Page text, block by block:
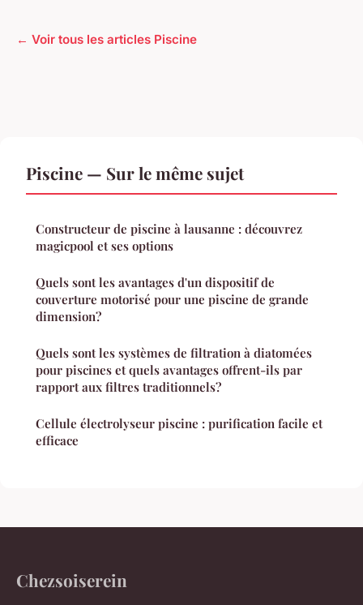
← Voir tous les articles Piscine
Piscine — Sur le même sujet
Constructeur de piscine à lausanne : découvrez
magicpool et ses options
Quels sont les avantages d'un dispositif de
couverture motorisé pour une piscine de grande
dimension?
Quels sont les systèmes de filtration à diatomées
pour piscines et quels avantages offrent-ils par
rapport aux filtres traditionnels?
Cellule électrolyseur piscine : purification facile et
efficace
Chezsoiserein